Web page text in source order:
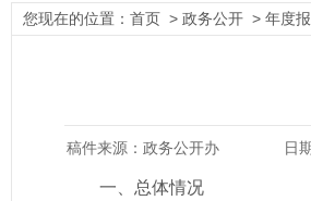
您现在的位置： 首页 > 政务公开 > 年度
稿件来源：政务公开办 日
一、总体情况